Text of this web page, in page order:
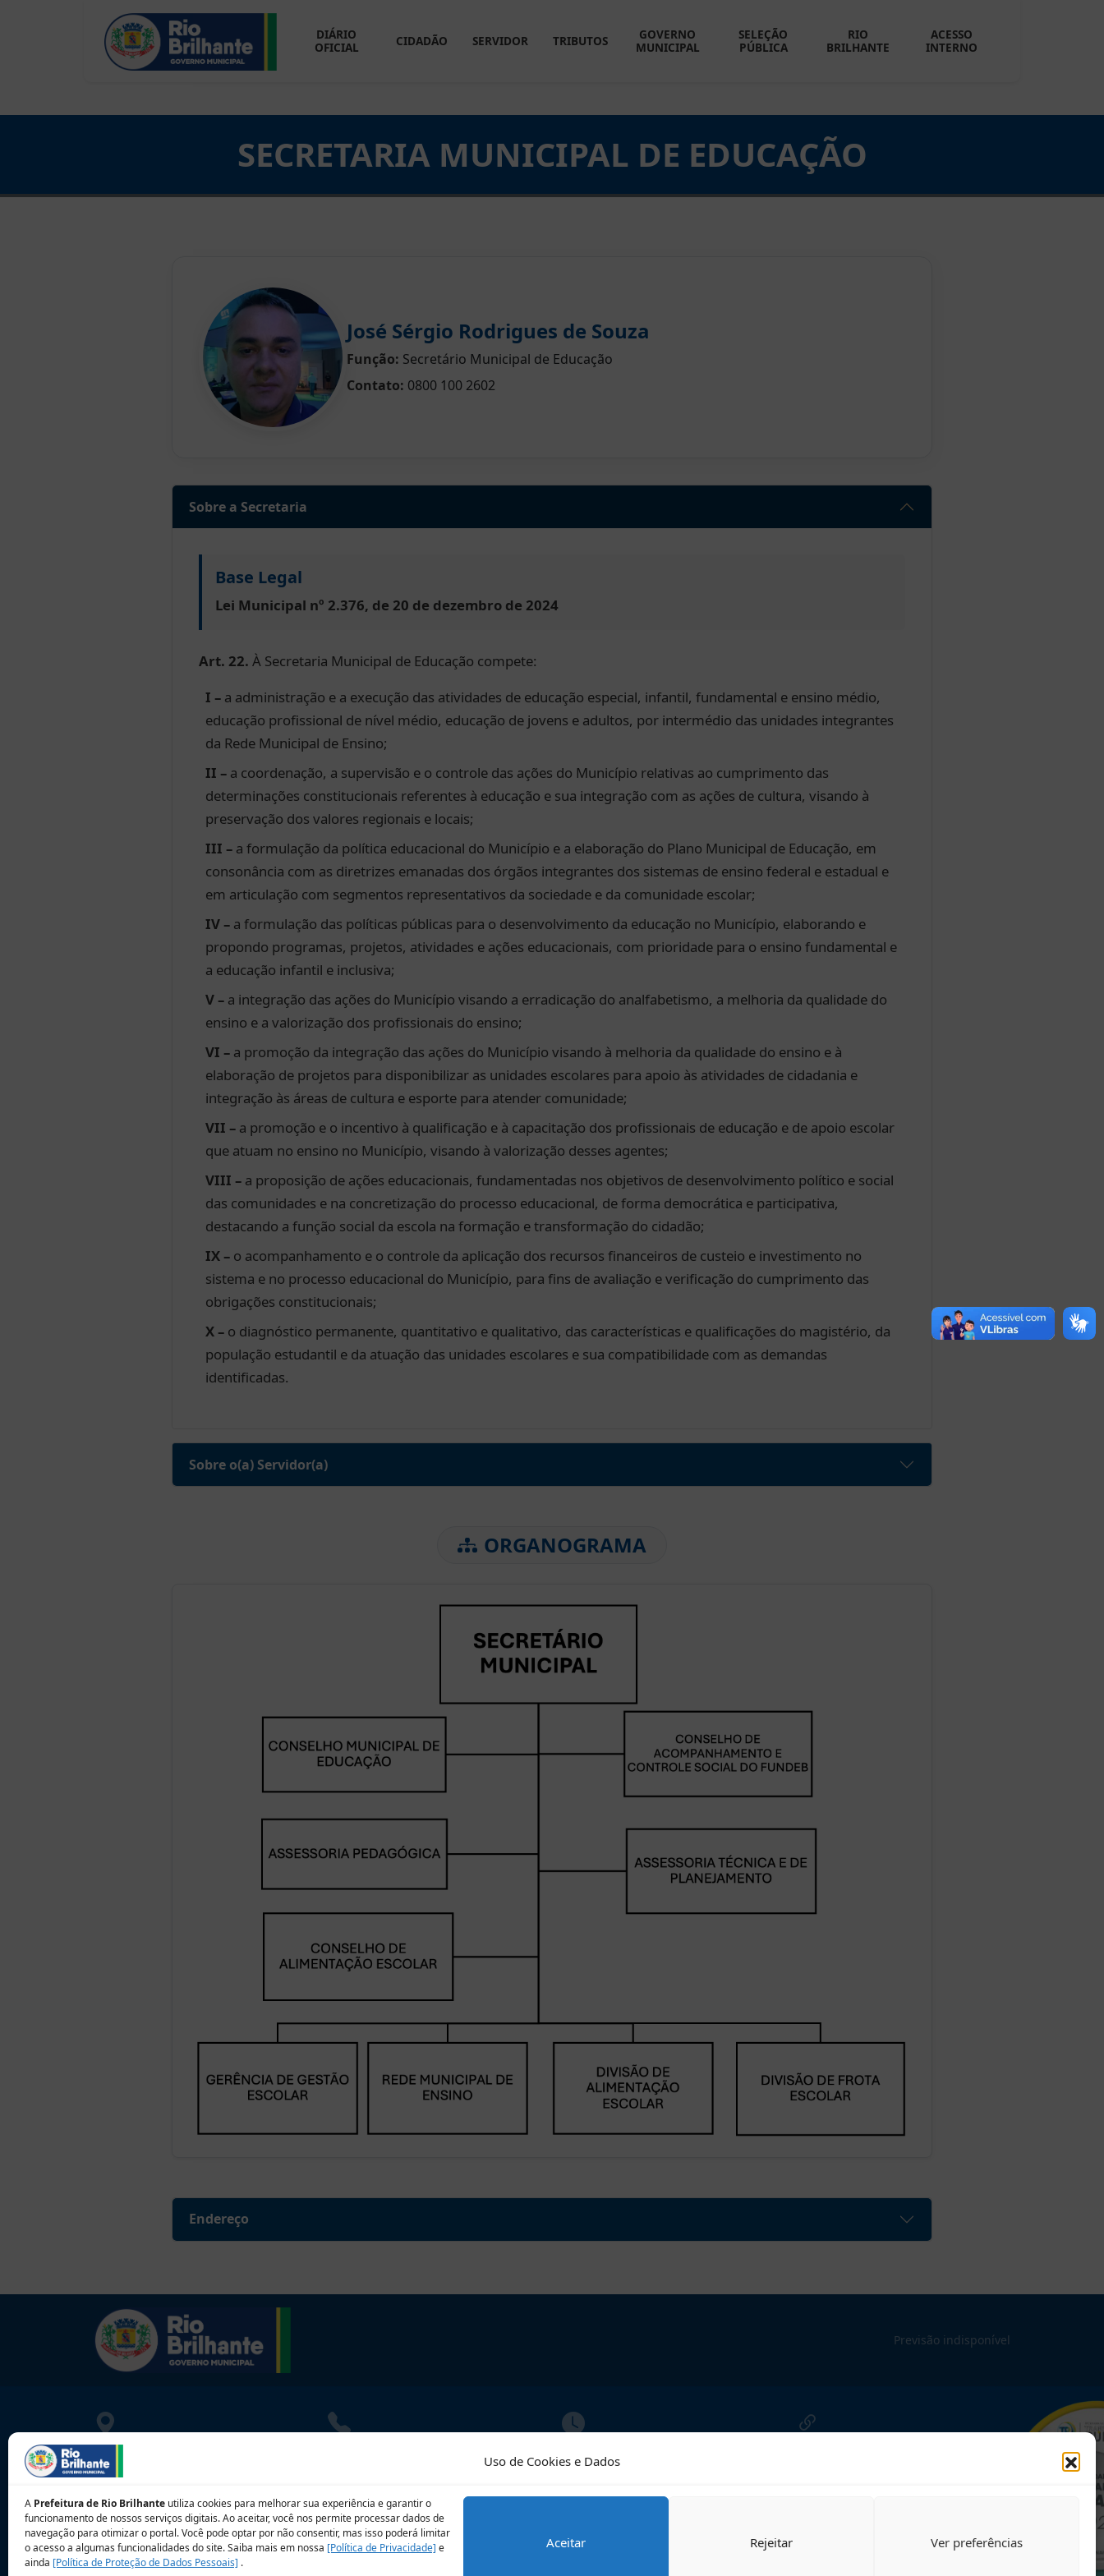
Uso de Cookies e Dados
A Prefeitura de Rio Brilhante utiliza cookies para melhorar sua experiência e garantir o
funcionamento de nossos serviços digitais. Ao aceitar, você nos permite processar dados de
navegação para otimizar o portal. Você pode optar por não consentir, mas isso poderá limitar
o acesso a algumas funcionalidades do site. Saiba mais em nossa [Política de Privacidade] e
ainda [Política de Proteção de Dados Pessoais] .
Aceitar Rejeitar Ver preferências
DIÁRIO
OFICIAL
CIDADÃO SERVIDOR TRIBUTOS
GOVERNO
MUNICIPAL
SELEÇÃO
PÚBLICA
RIO
BRILHANTE
ACESSO
INTERNO
SECRETARIA MUNICIPAL DE EDUCAÇÃO
José Sérgio Rodrigues de Souza
Função: Secretário Municipal de Educação
Contato: 0800 100 2602
Sobre a Secretaria
Base Legal
Lei Municipal nº 2.376, de 20 de dezembro de 2024
Art. 22. À Secretaria Municipal de Educação compete:
I – a administração e a execução das atividades de educação especial, infantil, fundamental e ensino médio,
educação profissional de nível médio, educação de jovens e adultos, por intermédio das unidades integrantes
da Rede Municipal de Ensino;
II – a coordenação, a supervisão e o controle das ações do Município relativas ao cumprimento das
determinações constitucionais referentes à educação e sua integração com as ações de cultura, visando à
preservação dos valores regionais e locais;
III – a formulação da política educacional do Município e a elaboração do Plano Municipal de Educação, em
consonância com as diretrizes emanadas dos órgãos integrantes dos sistemas de ensino federal e estadual e
em articulação com segmentos representativos da sociedade e da comunidade escolar;
IV – a formulação das políticas públicas para o desenvolvimento da educação no Município, elaborando e
propondo programas, projetos, atividades e ações educacionais, com prioridade para o ensino fundamental e
a educação infantil e inclusiva;
V – a integração das ações do Município visando a erradicação do analfabetismo, a melhoria da qualidade do
ensino e a valorização dos profissionais do ensino;
VI – a promoção da integração das ações do Município visando à melhoria da qualidade do ensino e à
elaboração de projetos para disponibilizar as unidades escolares para apoio às atividades de cidadania e
integração às áreas de cultura e esporte para atender comunidade;
VII – a promoção e o incentivo à qualificação e à capacitação dos profissionais de educação e de apoio escolar
que atuam no ensino no Município, visando à valorização desses agentes;
VIII – a proposição de ações educacionais, fundamentadas nos objetivos de desenvolvimento político e social
das comunidades e na concretização do processo educacional, de forma democrática e participativa,
destacando a função social da escola na formação e transformação do cidadão;
IX – o acompanhamento e o controle da aplicação dos recursos financeiros de custeio e investimento no
sistema e no processo educacional do Município, para fins de avaliação e verificação do cumprimento das
obrigações constitucionais;
X – o diagnóstico permanente, quantitativo e qualitativo, das características e qualificações do magistério, da
população estudantil e da atuação das unidades escolares e sua compatibilidade com as demandas
identificadas.
Sobre o(a) Servidor(a)
ORGANOGRAMA
Endereço
Previsão indisponível
LOCALIZAÇÃO
Rua Athayde Nogueira, 1033
CEP: 79.130-000
contato@riobrilhante.ms.gov.br
ATENDIMENTO
07:00 às 13:00